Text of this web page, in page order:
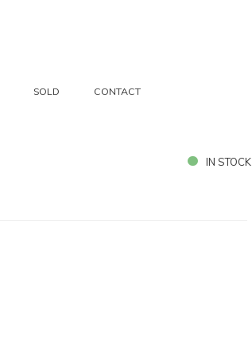
SOLD CONTACT
IN STOCK